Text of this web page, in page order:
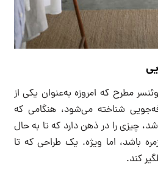
مطرح که امروزه به‌عنوان یکی از
شناخته می‌شود، هنگامی که
چیزی را در ذهن دارد که تا به حال
باشد، اما ویژه. یک طراحی که تا
کند.